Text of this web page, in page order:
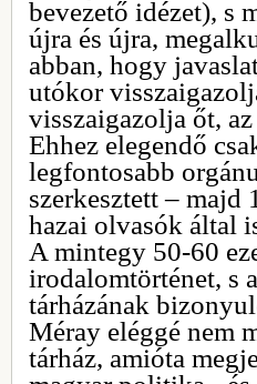
bevezető idézet), s
újra és újra,
abban, hogy
utókor
visszaigazolja őt,
Ehhez elegendő
legfontosabb
szerkesztett –
hazai olvasók által
A mintegy 50-60
irodalomtörténet, s
tárházának
Méray eléggé nem
tárház, amióta